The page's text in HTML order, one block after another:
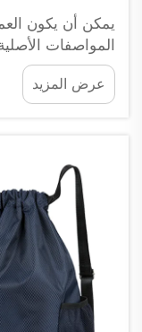
يمكن أن يكون
وهذا يعني أن هذه
عرض المزيد